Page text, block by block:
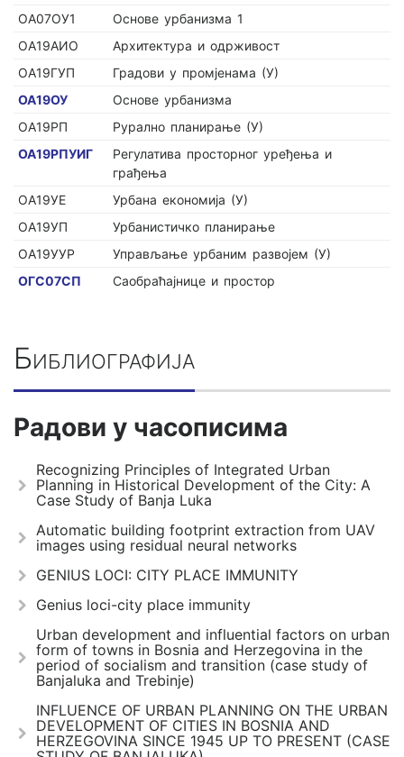
ОА07ОУ1
Основе урбанизма 1
ОА19АИО
Архитектура и одрживост
ОА19ГУП
Градови у промјенама (У)
ОА19ОУ
Основе урбанизма
ОА19РП
Рурално планирање (У)
ОА19РПУИГ
Регулатива просторног уређења и
грађења
ОА19УЕ
Урбана економија (У)
ОА19УП
Урбанистичко планирање
ОА19УУР
Управљање урбаним развојем (У)
ОГС07СП
Саобраћајнице и простор
Библиографија
Радови у часописима
Recognizing Principles of Integrated Urban
Planning in Historical Development of the City: A
Case Study of Banja Luka
Automatic building footprint extraction from UAV
images using residual neural networks
GENIUS LOCI: CITY PLACE IMMUNITY
Genius loci-city place immunity
Urban development and influential factors on urban
form of towns in Bosnia and Herzegovina in the
period of socialism and transition (case study of
Banjaluka and Trebinje)
INFLUENCE OF URBAN PLANNING ON THE URBAN
DEVELOPMENT OF CITIES IN BOSNIA AND
HERZEGOVINA SINCE 1945 UP TO PRESENT (CASE